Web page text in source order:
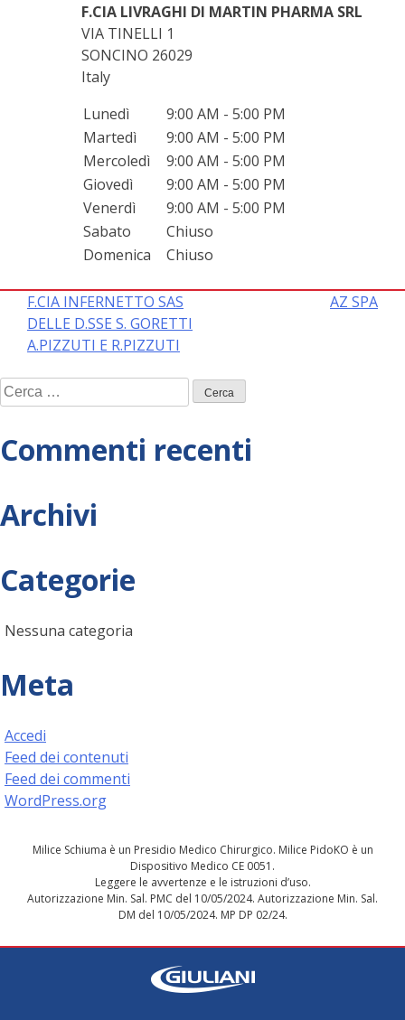
F.CIA LIVRAGHI DI MARTIN PHARMA SRL
VIA TINELLI 1
SONCINO 26029
Italy
Lunedì
9:00 AM - 5:00 PM
Martedì
9:00 AM - 5:00 PM
Mercoledì
9:00 AM - 5:00 PM
Giovedì
9:00 AM - 5:00 PM
Venerdì
9:00 AM - 5:00 PM
Sabato
Chiuso
Domenica
Chiuso
Navigazione
articoli
F.CIA INFERNETTO SAS
DELLE D.SSE S. GORETTI
A.PIZZUTI E R.PIZZUTI
AZ SPA
Ricerca
per:
Commenti recenti
Archivi
Categorie
Nessuna categoria
Meta
Accedi
Feed dei contenuti
Feed dei commenti
WordPress.org
Milice Schiuma è un Presidio Medico Chirurgico. Milice PidoKO è un
Dispositivo Medico CE 0051.
Leggere le avvertenze e le istruzioni d’uso.
Autorizzazione Min. Sal. PMC del 10/05/2024. Autorizzazione Min. Sal.
DM del 10/05/2024. MP DP 02/24.